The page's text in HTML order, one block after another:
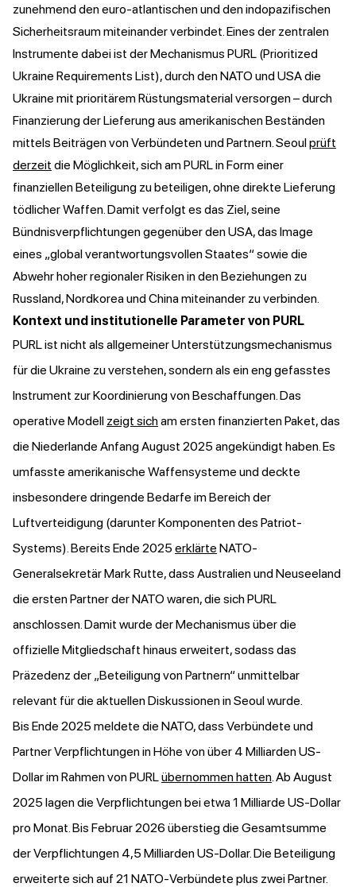
zunehmend den euro-atlantischen und den indopazifischen
Sicherheitsraum miteinander verbindet. Eines der zentralen
Instrumente dabei ist der Mechanismus PURL (Prioritized
Ukraine Requirements List), durch den NATO und USA die
Ukraine mit prioritärem Rüstungsmaterial versorgen – durch
Finanzierung der Lieferung aus amerikanischen Beständen
mittels Beiträgen von Verbündeten und Partnern. Seoulprüft
derzeit die Möglichkeit, sich am PURL in Form einer
finanziellen Beteiligung zu beteiligen, ohne direkte Lieferung
tödlicher Waffen. Damit verfolgt es das Ziel, seine
Bündnisverpflichtungen gegenüber den USA, das Image
eines „global verantwortungsvollen Staates“ sowie die
Abwehr hoher regionaler Risiken in den Beziehungen zu
Russland, Nordkorea und China miteinander zu verbinden.
Kontext und institutionelle Parameter von PURL
PURL ist nicht als allgemeiner Unterstützungsmechanismus
für die Ukraine zu verstehen, sondern als ein eng gefasstes
Instrument zur Koordinierung von Beschaffungen. Das
operative Modell zeigt sicham ersten finanzierten Paket, das
die Niederlande Anfang August 2025 angekündigt haben. Es
umfasste amerikanische Waffensysteme und deckte
insbesondere dringende Bedarfe im Bereich der
Luftverteidigung (darunter Komponenten des Patriot-
Systems). Bereits Ende 2025 erklärte NATO-
Generalsekretär Mark Rutte, dass Australien und Neuseeland
die ersten Partner der NATO waren, die sich PURL
anschlossen. Damit wurde der Mechanismus über die
offizielle Mitgliedschaft hinaus erweitert, sodass das
Präzedenz der „Beteiligung von Partnern“ unmittelbar
relevant für die aktuellen Diskussionen in Seoul wurde.
Bis Ende 2025 meldete die NATO, dass Verbündete und
Partner Verpflichtungen in Höhe von über 4 Milliarden US-
Dollar im Rahmen von PURLübernommen hatten . Ab August
2025 lagen die Verpflichtungen bei etwa 1 Milliarde US-Dollar
pro Monat. Bis Februar 2026 überstieg die Gesamtsumme
der Verpflichtungen 4,5 Milliarden US-Dollar. Die Beteiligung
erweiterte sich auf 21 NATO-Verbündete plus zwei Partner.